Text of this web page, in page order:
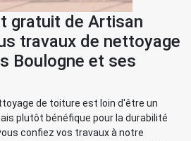
gratuit de Artisan
travaux de nettoyage
Boulogne et ses
de toiture est loin d'être un
plutôt bénéfique pour la durabilité
confiez vos travaux à notre